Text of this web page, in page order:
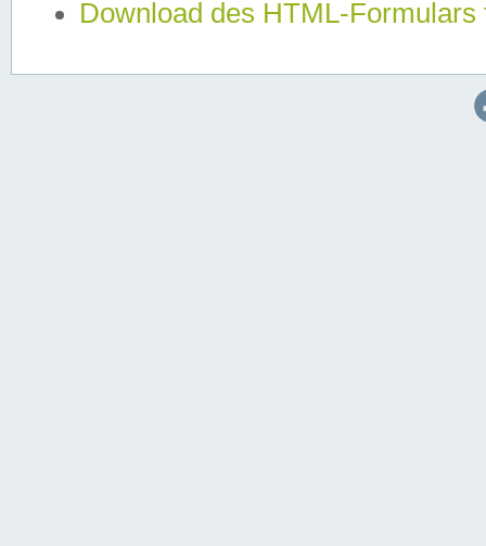
Download des HTML-